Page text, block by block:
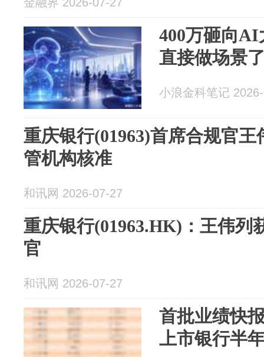
400万砸向
直接做场景
小浪金科笔记
重庆银行(01963)首席合规官
管机构核准
和讯网 2026-07-27
重庆银行(01963.HK)：王伟列
官
和讯网 2026-07-27
首批业绩快
上市银行半